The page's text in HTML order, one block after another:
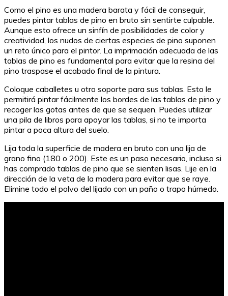
Como el pino es una madera barata y fácil de conseguir,
puedes pintar tablas de pino en bruto sin sentirte culpable.
Aunque esto ofrece un sinfín de posibilidades de color y
creatividad, los nudos de ciertas especies de pino suponen
un reto único para el pintor. La imprimación adecuada de las
tablas de pino es fundamental para evitar que la resina del
pino traspase el acabado final de la pintura.
Coloque caballetes u otro soporte para sus tablas. Esto le
permitirá pintar fácilmente los bordes de las tablas de pino y
recoger las gotas antes de que se sequen. Puedes utilizar
una pila de libros para apoyar las tablas, si no te importa
pintar a poca altura del suelo.
Lija toda la superficie de madera en bruto con una lija de
grano fino (180 o 200). Este es un paso necesario, incluso si
has comprado tablas de pino que se sienten lisas. Lije en la
dirección de la veta de la madera para evitar que se raye.
Elimine todo el polvo del lijado con un paño o trapo húmedo.